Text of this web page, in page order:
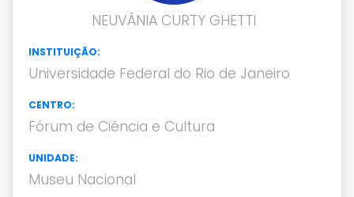
NEUVÂNIA CURTY GHETTI
INSTITUIÇÃO:
Universidade Federal do Rio de Janeiro
CENTRO:
Fórum de Ciência e Cultura
UNIDADE:
Museu Nacional